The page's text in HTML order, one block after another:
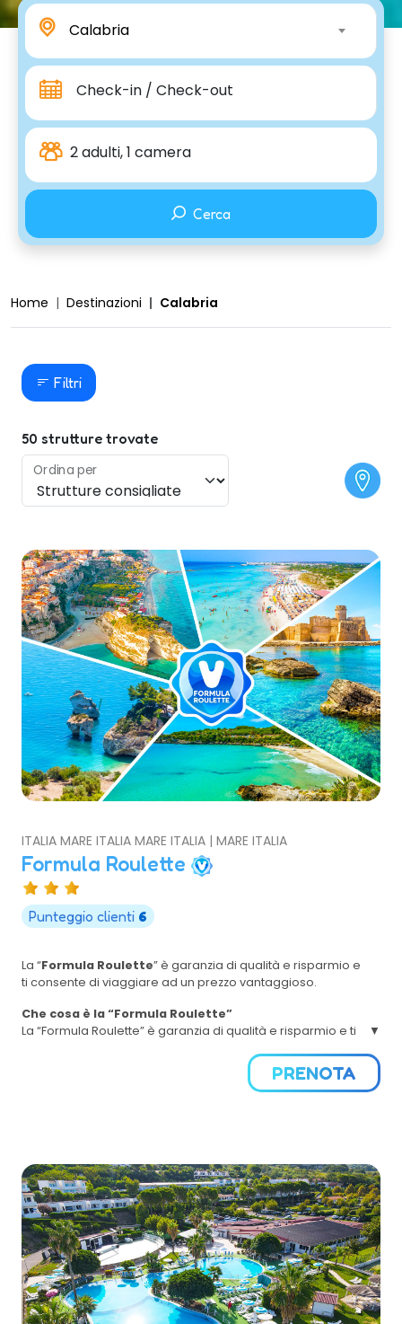
Calabria
Check-in / Check-out
2 adulti, 1 camera
Cerca
Home Destinazioni Calabria
Filtri
50 strutture trovate
Ordina per
ITALIA MARE ITALIA MARE ITALIA | MARE ITALIA
Formula Roulette
Punteggio clienti 6
La “Formula Roulette” è garanzia di qualità e risparmio e
ti consente di viaggiare ad un prezzo vantaggioso.
Che cosa è la “Formula Roulette”
La “Formula Roulette” è garanzia di qualità e risparmio e ti
le date del tuo soggiorno e noi scegliamo per te il
Villaggio ideale in Basilicata, Calabria, Campania, Puglia e
periodo di vacanza. Verranno selezionate le strutture 3 o 4
stelle presenti nella sezione in basso “OFFERTE”
Il nome della struttura verrà comunicato il Giovedi della
settimana di partenza. Nel caso di prenotazione avvenuta
nei giorni successivi al Giovedi della settimana di
partenza, il nome della struttura assegnato verrà
comunicato nelle 48 ore successive alla richiesta. Il giorno
del check-in previsto varia di domenica o di sabato in
base alle struttura scelta.
Il villaggio sarà scelto da noi72 ore primadella partenza
PRENOTA